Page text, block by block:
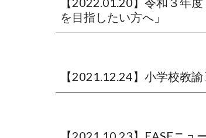
を目指したい方へ」
【2021.12.24】小学校教